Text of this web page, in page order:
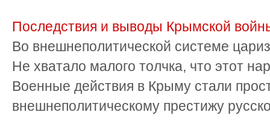
Последствия и выводы Крымской
Во внешнеполитической системе
Не хватало малого толчка, что этот
Военные действия в Крыму стали
внешнеполитическому престижу